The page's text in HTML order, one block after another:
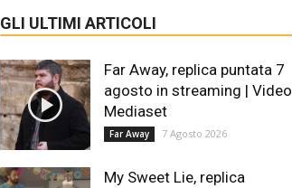
GLI ULTIMI ARTICOLI
Far Away, replica puntata 7
agosto in streaming | Video
Mediaset
Far Away 7 Agosto 2026
My Sweet Lie, replica